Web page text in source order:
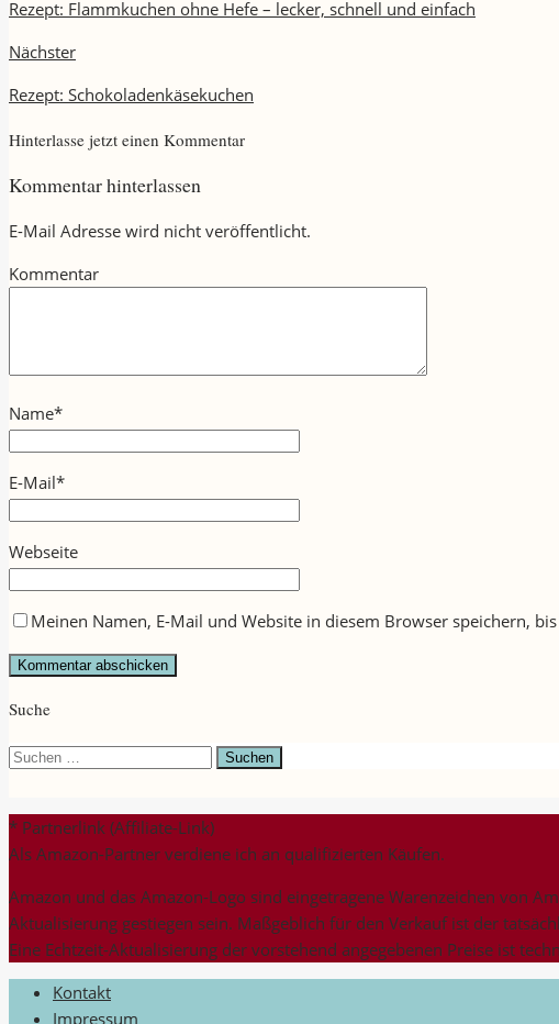
Rezept: Flammkuchen ohne Hefe – lecker, schnell und einfach
Nächster
Rezept: Schokoladenkäsekuchen
Hinterlasse jetzt einen Kommentar
Kommentar hinterlassen
E-Mail Adresse wird nicht veröffentlicht.
Kommentar
Name*
E-Mail*
Webseite
Meinen Namen, E-Mail und Website in diesem Browser speichern,
Suche
Suchen
* Partnerlink (Affiliate-Link)
Als Amazon-Partner verdiene ich an qualifizierten Käufen.
Amazon und das Amazon-Logo sind eingetragene Warenzeichen von
Aktualisierung gestiegen sein. Maßgeblich für den Verkauf ist der
Eine Echtzeit-Aktualisierung der vorstehend angegebenen Preise ist
Kontakt
Impressum